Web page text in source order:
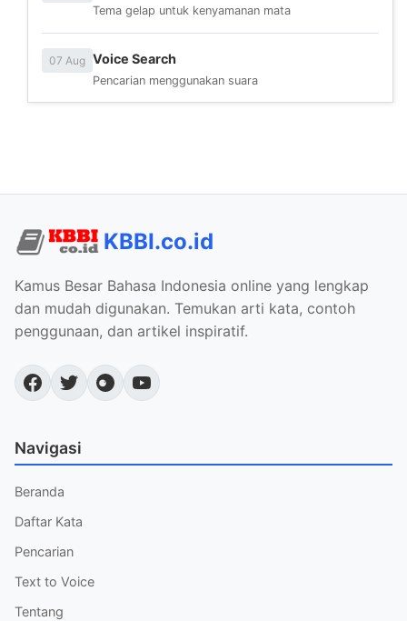
Tema gelap untuk kenyamanan mata
07 Aug Voice Search
Pencarian menggunakan suara
KBBI.co.id
Kamus Besar Bahasa Indonesia online yang lengkap
dan mudah digunakan. Temukan arti kata, contoh
penggunaan, dan artikel inspiratif.
Navigasi
Beranda
Daftar Kata
Pencarian
Text to Voice
Tentang